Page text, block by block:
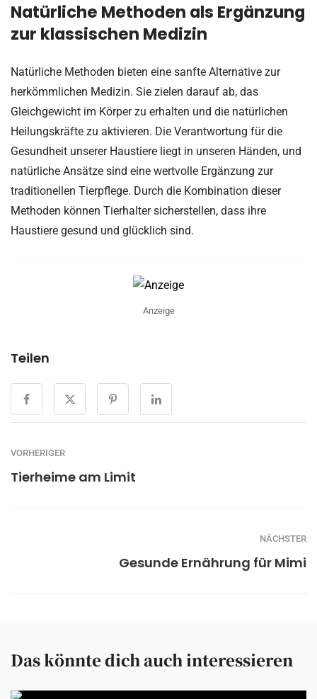
Natürliche Methoden als Ergänzung
zur klassischen Medizin
Natürliche Methoden bieten eine sanfte Alternative zur
herkömmlichen Medizin. Sie zielen darauf ab, das
Gleichgewicht im Körper zu erhalten und die natürlichen
Heilungskräfte zu aktivieren. Die Verantwortung für die
Gesundheit unserer Haustiere liegt in unseren Händen, und
natürliche Ansätze sind eine wertvolle Ergänzung zur
traditionellen Tierpflege. Durch die Kombination dieser
Methoden können Tierhalter sicherstellen, dass ihre
Haustiere gesund und glücklich sind.
Anzeige
Teilen
VORHERIGER
Tierheime am Limit
NÄCHSTER
Gesunde Ernährung für Mimi
Das könnte dich auch interessieren